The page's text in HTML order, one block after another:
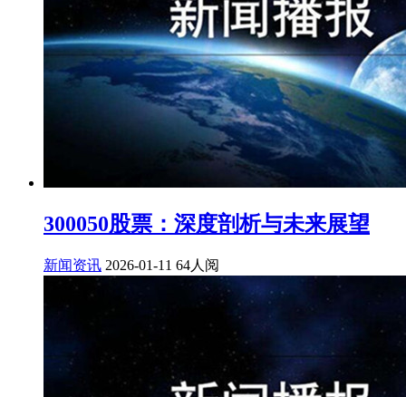
300050股票：深度剖析与未来展望
新闻资讯 2026-01-11 64人阅